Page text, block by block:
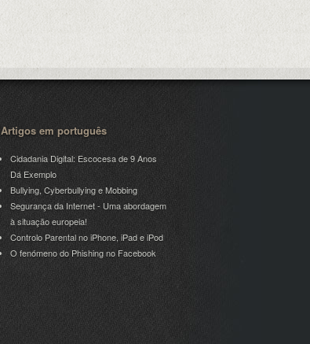
Artigos em português
Cidadania Digital: Escocesa de 9 Anos
Dá Exemplo
Bullying, Cyberbullying e Mobbing
Segurança da Internet - Uma abordagem
à situação europeia!
Controlo Parental no iPhone, iPad e iPod
O fenómeno do Phishing no Facebook